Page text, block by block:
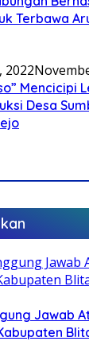
Terbawa
2022
Mencicipi
Desa
Jawab